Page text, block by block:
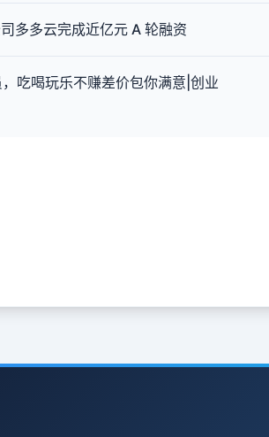
多多云完成近亿元 A 轮融资
吃喝玩乐不赚差价包你满意|创业